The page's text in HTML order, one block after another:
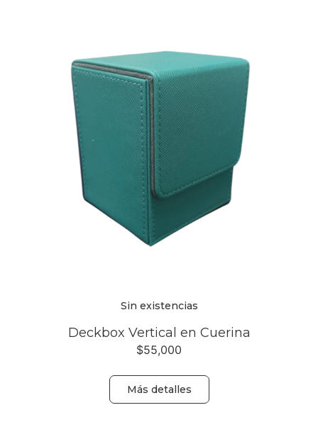
Sin existencias
Deckbox Vertical en Cuerina
$55,000
Más detalles